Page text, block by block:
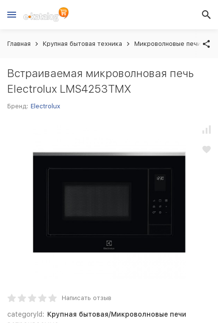
Главная Крупная бытовая техника Микроволновые печи
Встраиваемая микроволновая печь
Electrolux LMS4253TMX
Бренд: Electrolux
Написать отзыв
categoryId: Крупная бытовая/Микроволновые печи